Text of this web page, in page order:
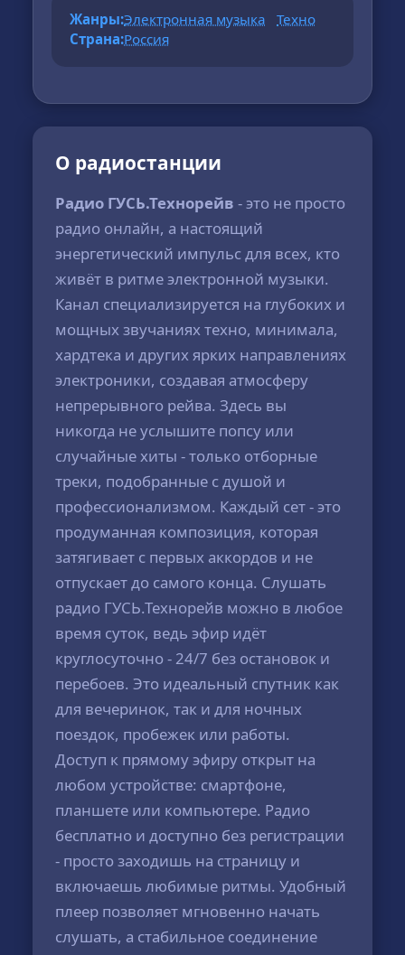
Жанры:Электронная музыка
Техно
Страна:Россия
О радиостанции
Радио ГУСЬ.Технорейв - это не просто
радио онлайн, а настоящий
энергетический импульс для всех, кто
живёт в ритме электронной музыки.
Канал специализируется на глубоких и
мощных звучаниях техно, минимала,
хардтека и других ярких направлениях
электроники, создавая атмосферу
непрерывного рейва. Здесь вы
никогда не услышите попсу или
случайные хиты - только отборные
треки, подобранные с душой и
профессионализмом. Каждый сет - это
продуманная композиция, которая
затягивает с первых аккордов и не
отпускает до самого конца. Слушать
радио ГУСЬ.Технорейв можно в любое
время суток, ведь эфир идёт
круглосуточно - 24/7 без остановок и
перебоев. Это идеальный спутник как
для вечеринок, так и для ночных
поездок, пробежек или работы.
Доступ к прямому эфиру открыт на
любом устройстве: смартфоне,
планшете или компьютере. Радио
бесплатно и доступно без регистрации
- просто заходишь на страницу и
включаешь любимые ритмы. Удобный
плеер позволяет мгновенно начать
слушать, а стабильное соединение